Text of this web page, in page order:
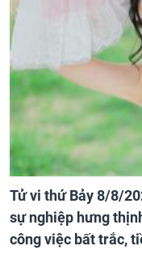
Tử vi thứ Bảy 8/8/
sự nghiệp hưng
công việc bất trắc,